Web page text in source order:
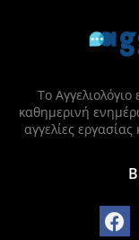
Το
καθημερινή
αγγελίες